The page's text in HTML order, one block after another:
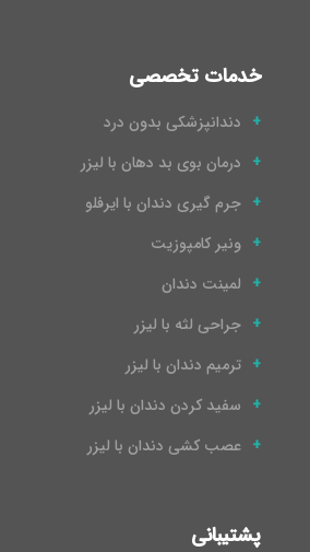
خدمات تخصصی
دندانپزشکی بدون درد
درمان بوی بد دهان با لیزر
جرم گیری دندان با ایرفلو
ونیر کامپوزیت
لمینت دندان
جراحی لثه با لیزر
ترمیم دندان با لیزر
سفید کردن دندان با لیزر
عصب کشی دندان با لیزر
پشتیبانی